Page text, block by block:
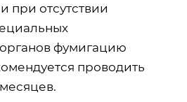
при отсутствии
фумигацию
проводить